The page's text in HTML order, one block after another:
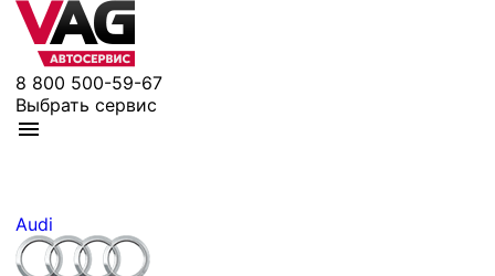
8 800 500-59-67
Выбрать сервис
Audi